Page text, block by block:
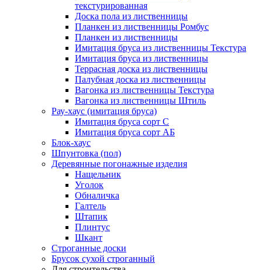
текстурированная
Доска пола из лиственницы
Планкен из лиственницы Ромбус
Планкен из лиственницы
Имитация бруса из лиственницы Текстура
Имитация бруса из лиственницы
Террасная доска из лиственницы
Палубная доска из лиственницы
Вагонка из лиственницы Текстура
Вагонка из лиственницы Штиль
Рау-хаус (имитация бруса)
Имитация бруса сорт С
Имитация бруса сорт АБ
Блок-хаус
Шпунтовка (пол)
Деревянные погонажные изделия
Нащельник
Уголок
Обналичка
Галтель
Штапик
Плинтус
Шкант
Строганные доски
Брусок сухой строганный